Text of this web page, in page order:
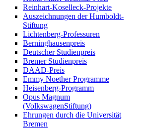
Reinhart-Koselleck-Projekte
Auszeichnungen der Humboldt-
Stiftung
Lichtenberg-Professuren
Berninghausenpreis
Deutscher Studienpreis
Bremer Studienpreis
DAAD-Preis
Emmy Noether Programme
Heisenberg-Programm
Opus Magnum
(VolkswagenStiftung)
Ehrungen durch die Universität
Bremen